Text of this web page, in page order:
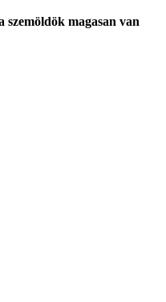
szemöldök magasan van